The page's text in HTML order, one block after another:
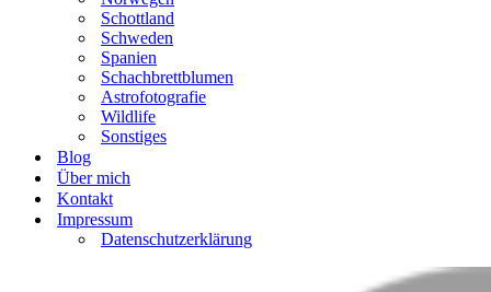
Schottland
Schweden
Spanien
Schachbrettblumen
Astrofotografie
Wildlife
Sonstiges
Blog
Über mich
Kontakt
Impressum
Datenschutzerklärung